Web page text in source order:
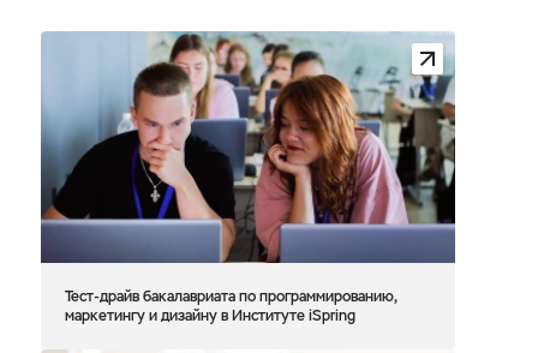
Тест-драйв бакалавриата по программированию,
маркетингу и дизайну в Институте iSpring